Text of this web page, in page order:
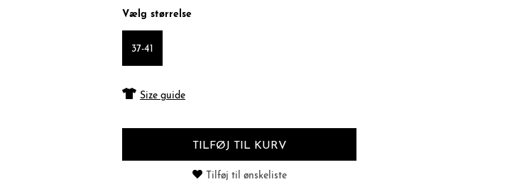
Vælg størrelse
37-41
Size guide
TILFØJ TIL KURV
Tilføj til ønskeliste